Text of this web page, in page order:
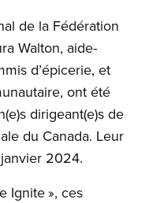
de la Fédération
Walton, aide-
d’épicerie, et
ont été
dirigeant(e)s de
du Canada. Leur
2024.
Ignite », ces